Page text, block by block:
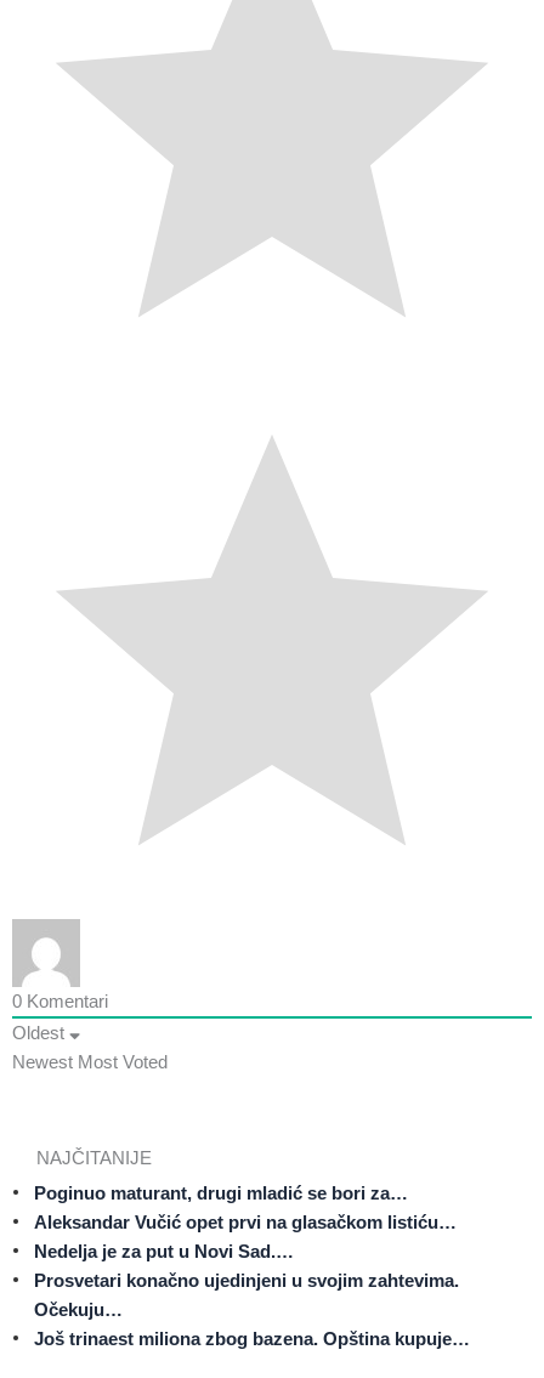
0 Komentari
Oldest
Newest Most Voted
NAJČITANIJE
Poginuo maturant, drugi mladić se bori za…
Aleksandar Vučić opet prvi na glasačkom listiću…
Nedelja je za put u Novi Sad.…
Prosvetari konačno ujedinjeni u svojim zahtevima.
Očekuju…
Još trinaest miliona zbog bazena. Opština kupuje…